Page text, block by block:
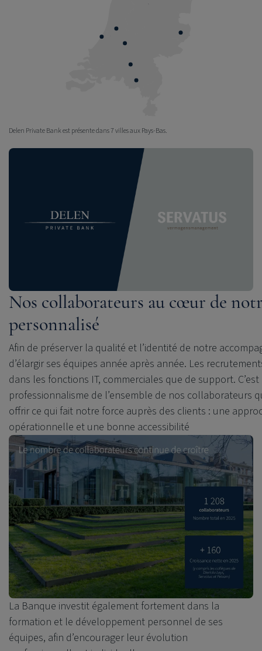
Delen Private Bank est présente dans 7 villes aux Pays-Bas.
Nos collaborateurs au cœur de
personnalisé
Afin de préserver la qualité et l’identité de notre
d’élargir ses équipes année après année. Les
dans les fonctions IT, commerciales que de support.
professionnalisme de l’ensemble de nos collaborateurs
offrir ce qui fait notre force auprès des clients : une
opérationnelle et une bonne accessibilité
La Banque investit également fortement dans la
formation et le développement personnel de ses
équipes, afin d’encourager leur évolution